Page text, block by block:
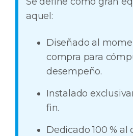
aquel:
Diseñado al
compra para
desempeño.
Instalado
fin.
Dedicado 100 % al